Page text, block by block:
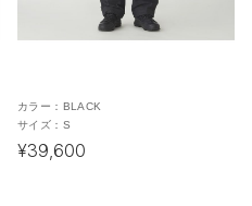
カラー： BLACK
サイズ： S
¥39,600